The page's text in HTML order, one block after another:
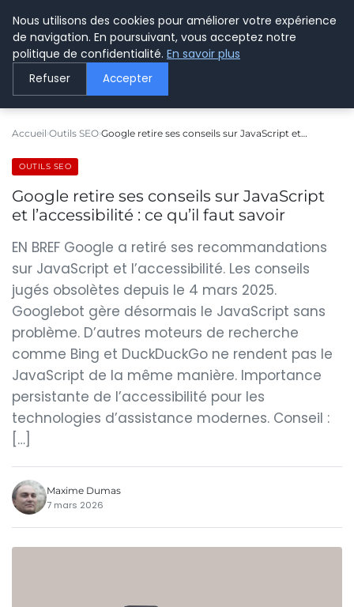
LE WEBMARKETING
Accueil Outils SEO Google retire ses conseils sur JavaScript et…
OUTILS SEO
Google retire ses conseils sur JavaScript
et l’accessibilité : ce qu’il faut savoir
EN BREF Google a retiré ses recommandations
sur JavaScript et l’accessibilité. Les conseils
jugés obsolètes depuis le 4 mars 2025.
Googlebot gère désormais le JavaScript sans
problème. D’autres moteurs de recherche
comme Bing et DuckDuckGo ne rendent pas le
JavaScript de la même manière. Importance
persistante de l’accessibilité pour les
technologies d’assistance modernes. Conseil :
[…]
Maxime Dumas
7 mars 2026
Nous utilisons des cookies pour améliorer votre expérience
de navigation. En poursuivant, vous acceptez notre
politique de confidentialité. En savoir plus
Refuser Accepter